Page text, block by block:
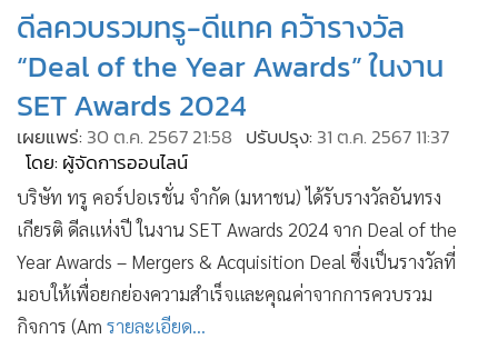
• การเมือง
ท่องเที่ยว
• กีฬา
• ต่างประเทศ
Special Scoop
• เศรษฐกิจ-ธุรกิจ
• จีน
ชุมชน-คุณภาพชีวิต
•
อาชญากรรม
ดีลควบรวมทรู-ดีแทค คว้ารางวัล
“Deal of the Year Awards” ในงาน
SET Awards 2024
เผยแพร่: 30 ต.ค. 2567 21:58 ปรับปรุง: 31 ต.ค. 2567 11:37
โดย: ผู้จัดการออนไลน์
บริษัท ทรู คอร์ปอเรชั่น จำกัด (มหาชน) ได้รับรางวัลอันทรง
เกียรติ ดีลแห่งปี ในงาน SET Awards 2024 จาก Deal of the
Year Awards – Mergers & Acquisition Deal ซึ่งเป็นรางวัลที่
มอบให้เพื่อยกย่องความสำเร็จและคุณค่าจากการควบรวม
กิจการ (Am รายละเอียด...